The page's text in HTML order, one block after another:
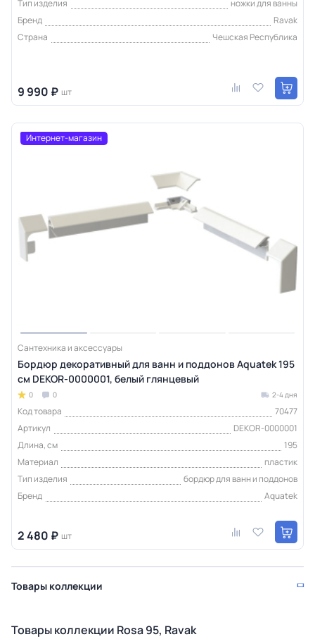
Тип изделия
ножки для ванны
Бренд
Ravak
Страна
Чешская Республика
9 990 ₽ шт
Интернет-магазин
Сантехника и аксессуары
Бордюр декоративный для ванн и поддонов Aquatek 195
см DEKOR-0000001, белый глянцевый
0 0 2-4 дня
Код товара
70477
Артикул
DEKOR-0000001
Длина, см
195
Материал
пластик
Тип изделия
бордюр для ванн и поддонов
Бренд
Aquatek
2 480 ₽ шт
Товары коллекции
Товары коллекции Rosa 95, Ravak